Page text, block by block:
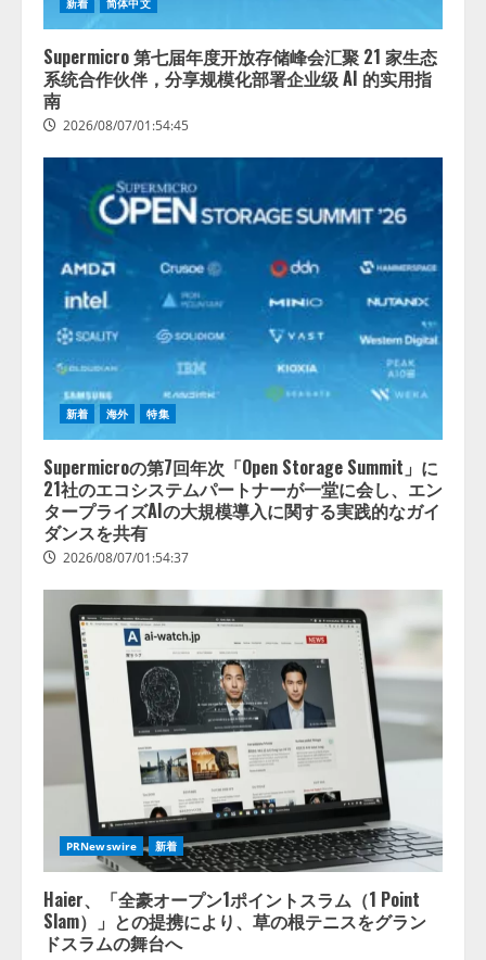
Supermicro 第七届年度开放存储峰会汇聚 21 家生态
系统合作伙伴，分享规模化部署企业级 AI 的实用指
南
2026/08/07/01:54:45
新着 海外 特集
Supermicroの第7回年次「Open Storage Summit」に
21社のエコシステムパートナーが一堂に会し、エン
タープライズAIの大規模導入に関する実践的なガイ
ダンスを共有
2026/08/07/01:54:37
PRNewswire 新着
Haier、「全豪オープン1ポイントスラム（1 Point
Slam）」との提携により、草の根テニスをグラン
ドスラムの舞台へ
2
藤原竜也がAIで組織の改善点を見
抜く！ SKYSEA Client View 新テ
レビCM公開！ 新オプション！ AI
が組織の業務実態を分析し労務改
善を支援。 藤原竜也メイキング
動画公開 「もしAIが自分を分析し
たら、すぐ休めと言われる自信が
ある」「昨年の夏はカブトムシを
捕まえたり、虫と戦ったり…」
2026/08/06/14:54:31
3
アシストAIテラス、ガバナンス機
能を備えたAIエージェントプラッ
トフォーム「QueryPie AIP」を提
供開始